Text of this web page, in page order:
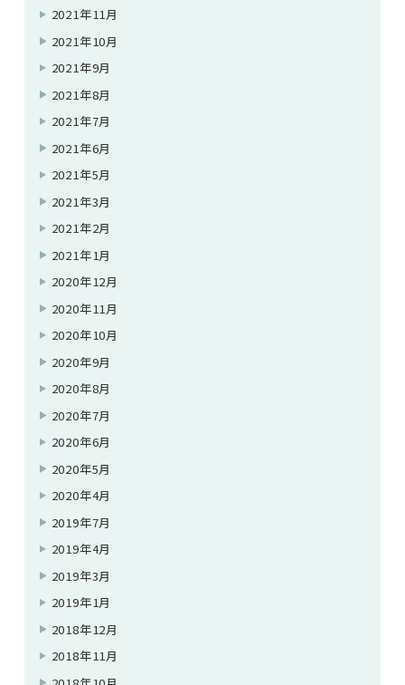
2021年11月
2021年10月
2021年9月
2021年8月
2021年7月
2021年6月
2021年5月
2021年3月
2021年2月
2021年1月
2020年12月
2020年11月
2020年10月
2020年9月
2020年8月
2020年7月
2020年6月
2020年5月
2020年4月
2019年7月
2019年4月
2019年3月
2019年1月
2018年12月
2018年11月